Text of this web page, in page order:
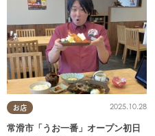
お店 2025.10.28
常滑市「うお一番」オープン初日